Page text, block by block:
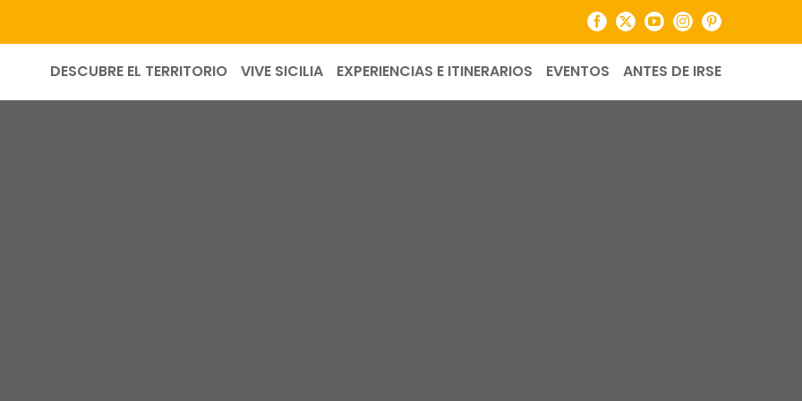
Facebook
X YouTubeInstagramPinterest
DESCUBRE EL TERRITORIO VIVE SICILIA EXPERIENCIAS E ITINERARIOS EVENTOS ANTES DE IRSE